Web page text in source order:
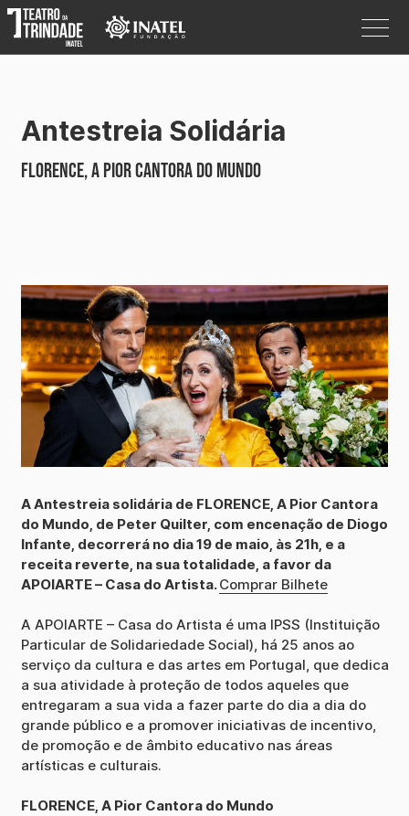
Programação
O Teatro
Procurar
Pesquisar
Antestreia Solidária
FLORENCE, A Pior Cantora do Mundo
A Antestreia solidária de FLORENCE, A Pior Cantora
do Mundo, de Peter Quilter, com encenação de Diogo
Infante, decorrerá no dia 19 de maio, às 21h, e a
receita reverte, na sua totalidade, a favor da
APOIARTE – Casa do Artista.Comprar Bilhete
A APOIARTE – Casa do Artista é uma IPSS (Instituição
Particular de Solidariedade Social), há 25 anos ao
serviço da cultura e das artes em Portugal, que dedica
a sua atividade à proteção de todos aqueles que
entregaram a sua vida a fazer parte do dia a dia do
grande público e a promover iniciativas de incentivo,
de promoção e de âmbito educativo nas áreas
artísticas e culturais.
FLORENCE, A Pior Cantora do Mundo